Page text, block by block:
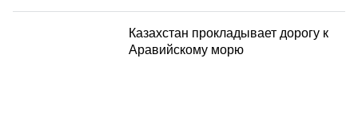
Казахстан прокладывает дорогу к
Аравийскому морю